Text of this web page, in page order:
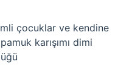
çocuklar ve kendine
karışımı dimi